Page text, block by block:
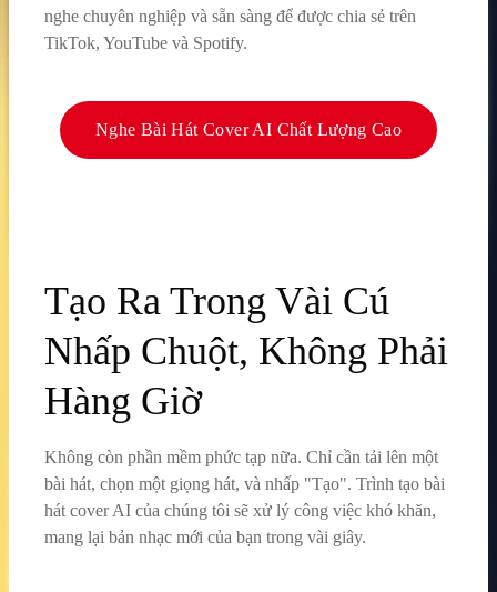
nghe chuyên nghiệp và sẵn sàng để được chia sẻ trên
TikTok, YouTube và Spotify.
Nghe Bài Hát Cover AI Chất Lượng Cao
Tạo Ra Trong Vài Cú
Nhấp Chuột, Không Phải
Hàng Giờ
Không còn phần mềm phức tạp nữa. Chỉ cần tải lên một
bài hát, chọn một giọng hát, và nhấp "Tạo". Trình tạo bài
hát cover AI của chúng tôi sẽ xử lý công việc khó khăn,
mang lại bản nhạc mới của bạn trong vài giây.